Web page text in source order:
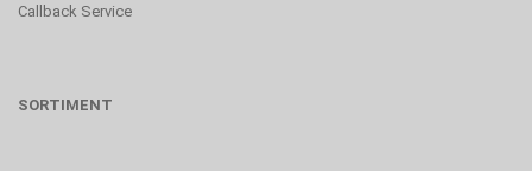
Callback Service
SORTIMENT